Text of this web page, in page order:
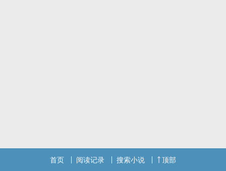
首页 阅读记录 搜索小说 顶部